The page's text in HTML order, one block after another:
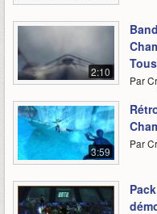
2:10
Tous
Par
3:59
Par